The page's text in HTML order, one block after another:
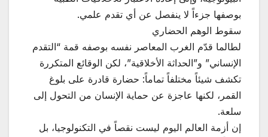
بوصفها جزءاً لا ينفصل عن أي تقدم علمي.
سقوط الوهم الحضاري
لطالما قدّم الغرب المعاصر نفسه بوصفه قمة “التقدم
الإنساني” و”الحداثة الأخلاقية”، لكن الوقائع المتكررة
تكشف شيئاً مختلفاً تماماً: حضارة قادرة على بلوغ
القمر، لكنها عاجزة عن حماية الإنسان من التحول إلى
سلعة.
إن أزمة العالم اليوم ليست نقصاً في التكنولوجيا، بل